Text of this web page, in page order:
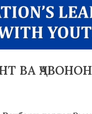
и
Х
у
с
ВА ҶАВОНОН